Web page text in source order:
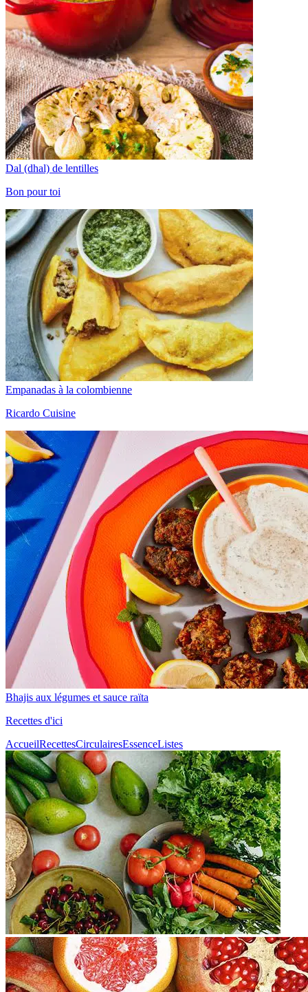
Dal (dhal) de lentilles
Bon pour toi
Empanadas à la colombienne
Ricardo Cuisine
Bhajis aux légumes et sauce raïta
Recettes d'ici
AccueilRecettesCirculairesEssenceListes